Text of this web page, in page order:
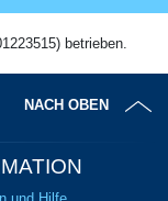
betrieben.
NACH OBEN